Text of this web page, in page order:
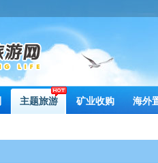
主题旅游 矿业收购 海外